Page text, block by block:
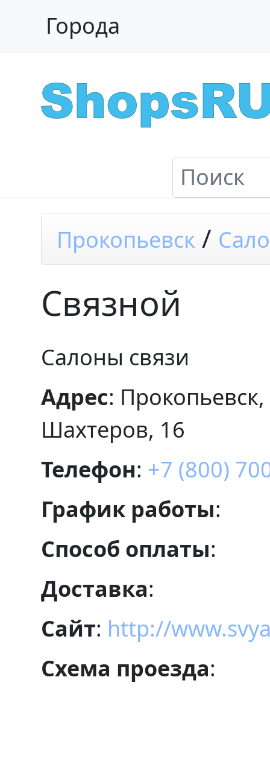
Города
Прокопьевск /
Связной
Салоны связи
Адрес:
Шахтеров, 16
Телефон: +7 (800)
График работы:
Способ оплаты:
Доставка:
Сайт: http://
Схема проезда: